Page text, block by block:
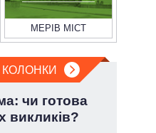
МЕРІВ МІСТ
КОЛОНКИ
чи готова
викликів?